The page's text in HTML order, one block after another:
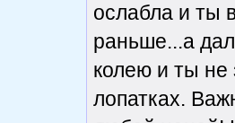
ослабла и ты
раньше...а
колею и ты не
лопатках.